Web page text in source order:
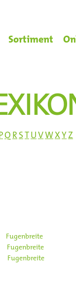
Sortiment
Q R S T U V WXY Z
Fugenbreite
Fugenbreite
Fugenbreite